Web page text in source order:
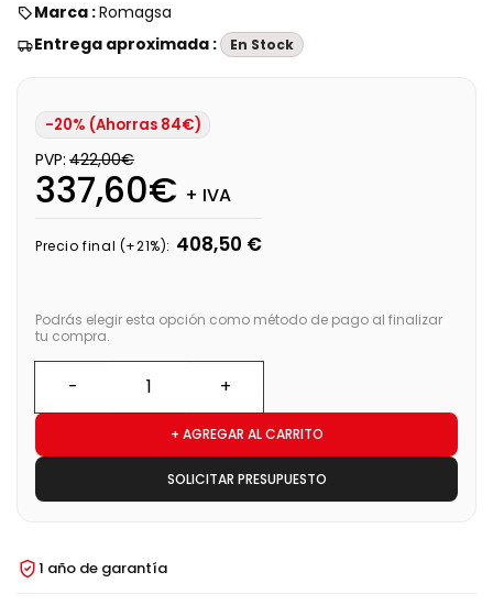
Marca :Romagsa
Entrega aproximada :
En Stock
-20% (Ahorras 84€)
PVP: 422,00€
337,60€ + IVA
Precio final (+21%): 408,50 €
Podrás elegir esta opción como método de pago al finalizar
tu compra.
+ AGREGAR AL CARRITO
SOLICITAR PRESUPUESTO
1 año de garantía